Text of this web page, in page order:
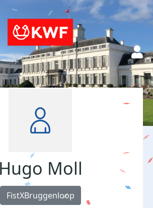
Hugo Moll
FistXBruggenloop